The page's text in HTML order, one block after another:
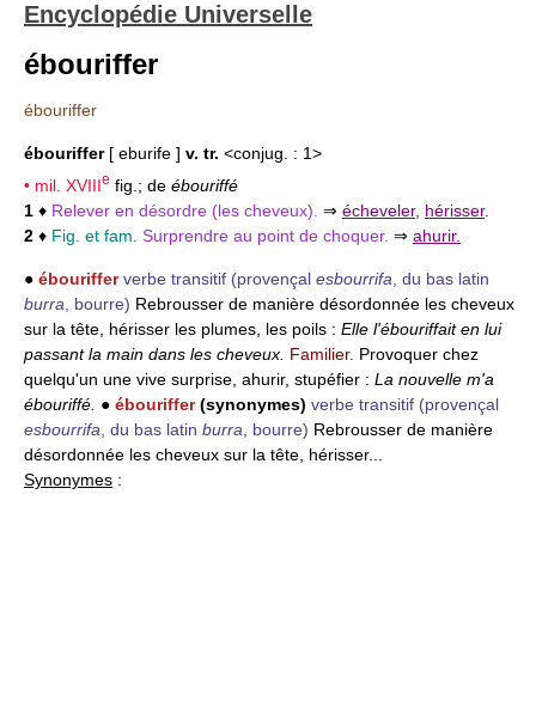
Encyclopédie Universelle
ébouriffer
ébouriffer
ébouriffer[ eburife ] v. tr. <conjug. : 1>
• mil. XVIIIe fig.; de ébouriffé
1 ♦ Relever en désordre (les cheveux). ⇒ écheveler, hérisser.
2 ♦ Fig. et fam. Surprendre au point de choquer. ⇒ ahurir.
● ébouriffer verbe transitif (provençal esbourrifa , du bas latin
burra , bourre) Rebrousser de manière désordonnée les cheveux
sur la tête, hérisser les plumes, les poils : Elle l'ébouriffait en lui
passant la main dans les cheveux. Familier. Provoquer chez
quelqu'un une vive surprise, ahurir, stupéfier : La nouvelle m'a
ébouriffé. ● ébouriffer(synonymes) verbe transitif (provençal
esbourrifa , du bas latin burra , bourre) Rebrousser de manière
désordonnée les cheveux sur la tête, hérisser...
Synonymes :